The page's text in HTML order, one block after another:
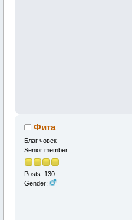
Фита
Благ човек
Senior member
Posts: 130
Gender: